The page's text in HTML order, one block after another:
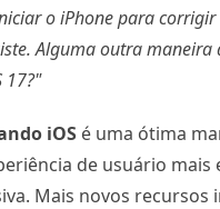
o iPhone para corrigir
Alguma outra maneira
17?"
iOS é uma ótima
de usuário mais
Mais novos recursos